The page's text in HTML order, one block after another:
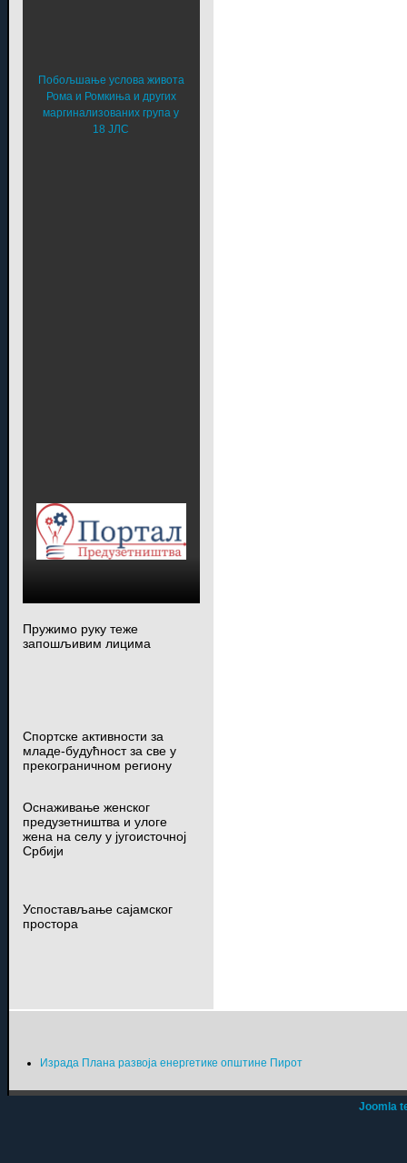
Побољшање услова живота
Рома и Ромкиња и других
маргинализованих група у
18 ЈЛС
Пружимо руку теже
запошљивим лицима
Спортске активности за
младе-будућност за све у
прекограничном региону
Оснаживање женског
предузетништва и улоге
жена на селу у југоисточној
Србији
Успостављање сајамског
простора
Израда Плана развоја енергетике општине Пирот
Joomla